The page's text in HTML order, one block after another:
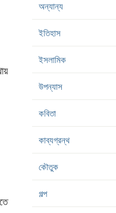
অন্যান্য
ইতিহাস
ইসলামিক
উপন্যাস
কবিতা
কাব্যগ্রন্থ
কৌতুক
গল্প